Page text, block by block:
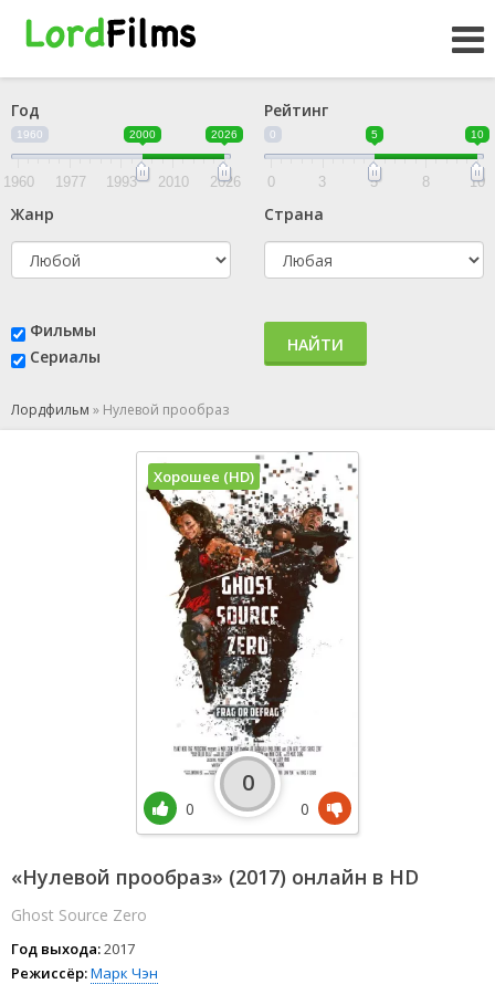
Год
1960 2000 2026
1960 1977 1993 2010 2026
Рейтинг
0 5 10
0 3 5 8 10
Жанр Страна
Фильмы
Сериалы
НАЙТИ
Лордфильм » Нулевой прообраз
«Нулевой прообраз» (2017) онлайн в HD
Ghost Source Zero
Год выхода:2017
Режиссёр:Марк Чэн
Хорошее (HD)
0
0
0